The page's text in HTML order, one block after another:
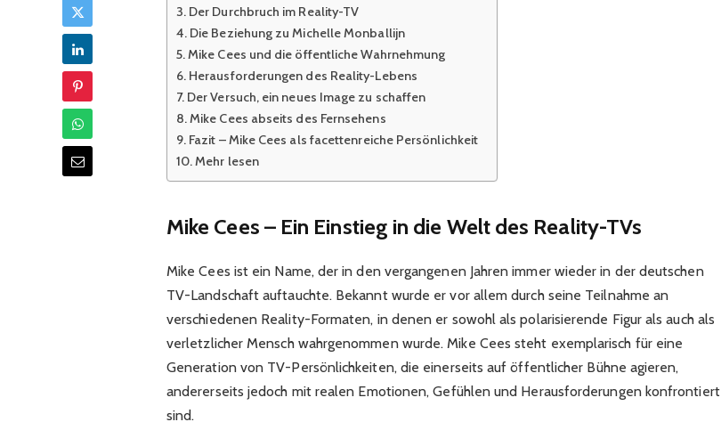
Der Durchbruch im Reality-TV
Die Beziehung zu Michelle Monballijn
Mike Cees und die öffentliche Wahrnehmung
Herausforderungen des Reality-Lebens
Der Versuch, ein neues Image zu schaffen
Mike Cees abseits des Fernsehens
Fazit – Mike Cees als facettenreiche Persönlichkeit
Mehr lesen
Mike Cees – Ein Einstieg in die Welt des Reality-TVs
Mike Cees ist ein Name, der in den vergangenen Jahren immer wieder in der deutschen
TV-Landschaft auftauchte. Bekannt wurde er vor allem durch seine Teilnahme an
verschiedenen Reality-Formaten, in denen er sowohl als polarisierende Figur als auch als
verletzlicher Mensch wahrgenommen wurde. Mike Cees steht exemplarisch für eine
Generation von TV-Persönlichkeiten, die einerseits auf öffentlicher Bühne agieren,
andererseits jedoch mit realen Emotionen, Gefühlen und Herausforderungen konfrontiert
sind.